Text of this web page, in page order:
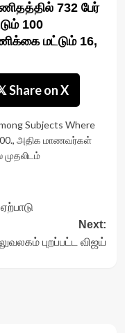
732 பேர்
100
மட்டும் 16,
Share on X
Subjects Where
, அதிக மாணவர்கள்
Next:
புறப்பட்ட விஜய்